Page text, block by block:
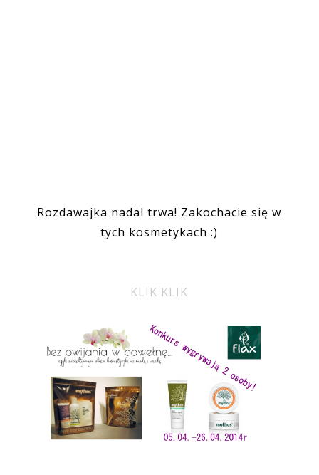
Rozdawajka nadal trwa! Zakochacie się w
tych kosmetykach :)
KLIK KLIK